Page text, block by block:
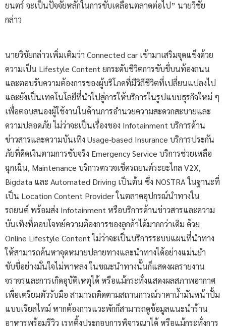
ยนตร์ จะเป็นปัจจัยหลักในการขับเคลื่อนตลาดต่อไป” นายวิชัย
กล่าว
นายวิชัยกล่าวเพิ่มเติมว่า Connected car เข้ามาเสริมจุดแข็งด้วย
ความเป็น Lifestyle Content ยกระดับชีวิตการขับขี่บนท้องถนน
และตอบรับความต้องการของผู้บริโภคที่มีวิถีชีวิตที่เปลี่ยนแปลงไป
และยังเป็นเทคโนโลยีที่นำไปสู่การให้บริการในรูปแบบธุรกิจใหม่ ๆ
เพื่อตอบสนองผู้ใช้งานในด้านการอำนวยความสะดวกสะบายและ
ความปลอดภัย ไม่ว่าจะเป็นเรื่องของ Infotainment บริการด้าน
ข่าวสารและความบันเทิง Usage-based Insurance บริการประกัน
ภัยที่คิดเงินตามการขับจริง Emergency Service บริการช่วยเหลือ
ฉุกเฉิน, Maintenance บริการตรวจเช็ครถยนต์ระยะไกล V2X,
Bigdata และ Automated Driving เป็นต้น ซึ่ง NOSTRA ในฐานะที่
เป็น Location Content Provider ในตลาดอุปกรณ์นำทางใน
รถยนต์ พร้อมส่ง Infotainment หรือบริการด้านข่าวสารและความ
บันเทิงที่ตอบโจทย์ความต้องการของลูกค้าได้มากกว่าเดิม ด้วย
Online Lifestyle Content ไม่ว่าจะเป็นบริการระบบแผนที่นำทาง
ให้สามารถค้นหาจุดหมายปลายทางและนำทางได้อย่างแม่นยำ
ขับขี่อย่างมั่นใจไม่พาหลง ในขณะนำทางนั้นก็แสดงผลรายงาน
จราจรและการเกิดอุบัติเหตุได้ หรือแม้กระทั่งแสดงผลสภาพอากาศ
เพื่อเตรียมตัวรับมือ สามารถติดตามสถานการณ์ราคาน้ำมันหน้าปั้ม
แบบเรียลไทม์ หากต้องการแวะพักก็สามารถดูข้อมูลแนะนำร้าน
อาหารพร้อมรีวิว เรทติ้งประกอบการพิจารณาได้ หรือแม้กระทั่งการ